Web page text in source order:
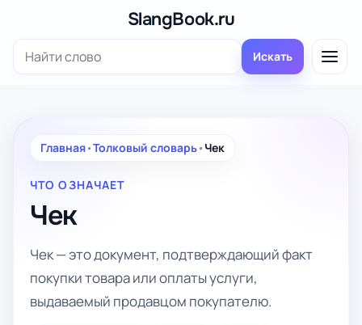
содержимому
SlangBook.ru
Поиск: Искать
Главная•Толковый словарь• Чек
ЧТО ОЗНАЧАЕТ
Чек
Чек — это документ, подтверждающий факт
покупки товара или оплаты услуги,
выдаваемый продавцом покупателю.